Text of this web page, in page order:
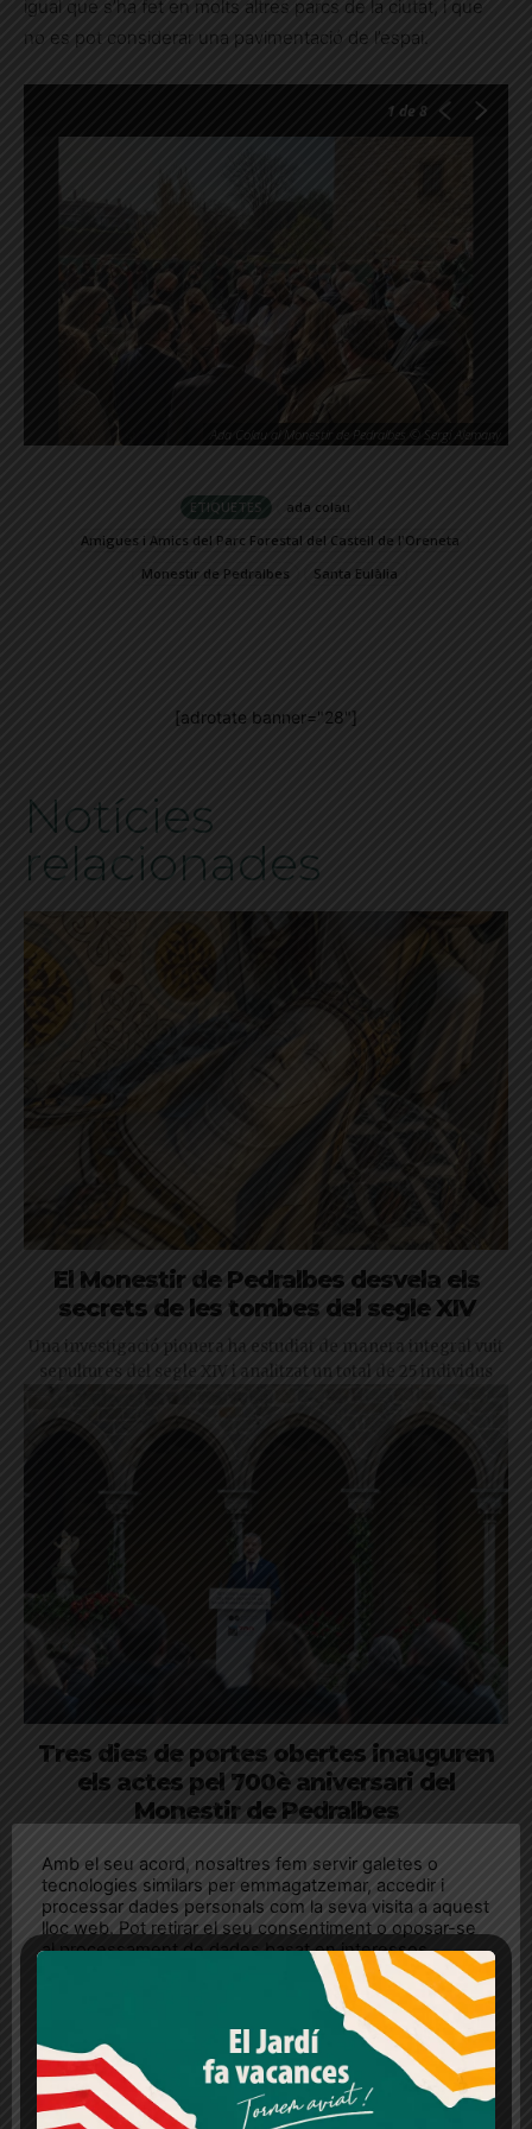
igual que s’ha fet en molts altres parcs de la ciutat, i que
no es pot considerar una pavimentació de l’espai.
1 de 8
Ada Colau al Monestir de Pedralbes © Sergi Alemany
ETIQUETES
ada colau
Amigues i Amics del Parc Forestal del Castell de l'Oreneta
Monestir de Pedralbes
Santa Eulàlia
[adrotate banner="28"]
Notícies
relacionades
El Monestir de Pedralbes desvela els
secrets de les tombes del segle XIV
Una investigació pionera ha estudiat de manera integral vuit
sepultures del segle XIV i analitzat un total de 25 individus
Tres dies de portes obertes inauguren
els actes pel 700è aniversari del
Monestir de Pedralbes
Monestir de Pedralbes com a "part de l'ànima de Barcelona"
Amb el seu acord, nosaltres fem servir galetes o
tecnologies similars per emmagatzemar, accedir i
processar dades personals com la seva visita a aquest
lloc web. Pot retirar el seu consentiment o oposar-se
al processament de dades basat en interessos
legítims en qualsevol moment fent clic a "Ajustos de
cookies" o a la nostra Política de privacitat en aquest
lloc web. Si cliques "acceptar" dones el teu
Més informació Acceptar Rebutjar tot